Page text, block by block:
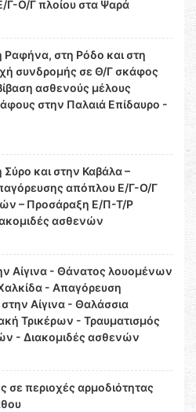
Γ-Ο/Γ πλοίου στα Ψαρά
στη Ρόδο και στη
συνδρομής σε Θ/Γ σκάφος
ασθενούς μέλους
στην Παλαιά Επίδαυρο -
και στην Καβάλα –
απόπλου Ε/Γ-Ο/Γ
– Προσάραξη Ε/Π-Τ/Ρ
ασθενών
Αίγινα - Θάνατος λουομένων
- Απαγόρευση
Αίγινα - Θαλάσσια
Τρικέρων - Τραυματισμός
- Διακομιδές ασθενών
περιοχές αρμοδιότητας